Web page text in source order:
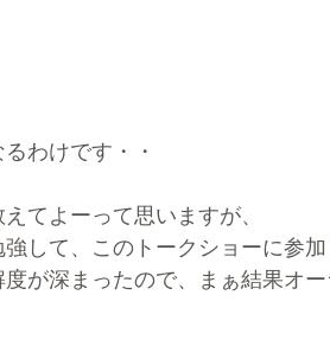
わけです・・
てよーって思いますが、
強して、このトークショーに参
度が深まったので、まぁ結果オ